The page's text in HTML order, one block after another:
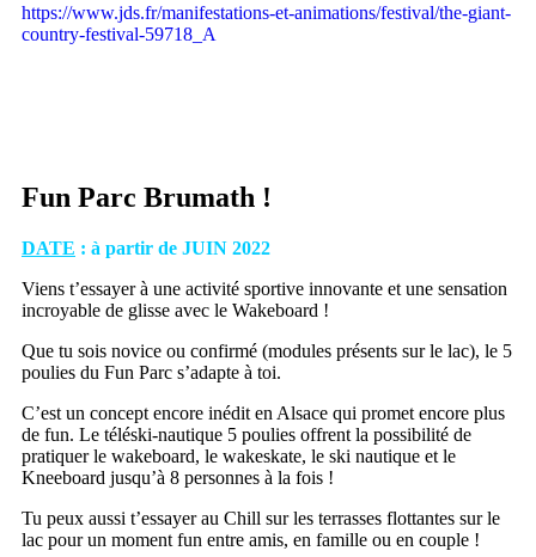
https://www.jds.fr/manifestations-et-animations/festival/the-giant-
country-festival-59718_A
Fun Parc Brumath !
DATE : à partir de JUIN 2022
Viens t’essayer à une activité sportive innovante et une sensation
incroyable de glisse avec le Wakeboard !
Que tu sois novice ou confirmé (modules présents sur le lac), le 5
poulies du Fun Parc s’adapte à toi.
C’est un concept encore inédit en Alsace qui promet encore plus
de fun. Le téléski-nautique 5 poulies offrent la possibilité de
pratiquer le wakeboard, le wakeskate, le ski nautique et le
Kneeboard jusqu’à 8 personnes à la fois !
Tu peux aussi t’essayer au Chill sur les terrasses flottantes sur le
lac pour un moment fun entre amis, en famille ou en couple !